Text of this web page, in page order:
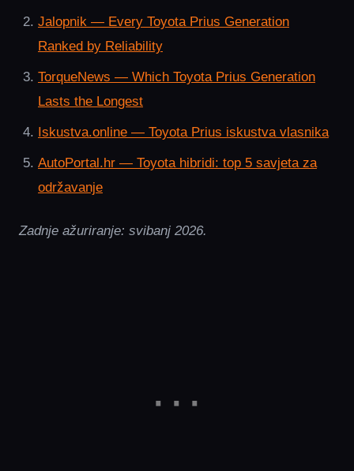
Jalopnik — Every Toyota Prius Generation
Ranked by Reliability
TorqueNews — Which Toyota Prius Generation
Lasts the Longest
Iskustva.online — Toyota Prius iskustva vlasnika
AutoPortal.hr — Toyota hibridi: top 5 savjeta za
održavanje
Zadnje ažuriranje: svibanj 2026.